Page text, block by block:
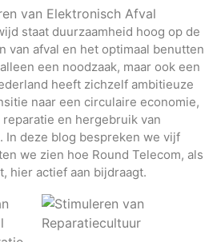
staat duurzaamheid hoog op de
van afval en het optimaal benutten
een noodzaak, maar ook een
heeft zichzelf ambitieuze
naar een circulaire economie,
en hergebruik van
In deze blog bespreken we vijf
we zien hoe Round Telecom, als
hier actief aan bijdraagt.